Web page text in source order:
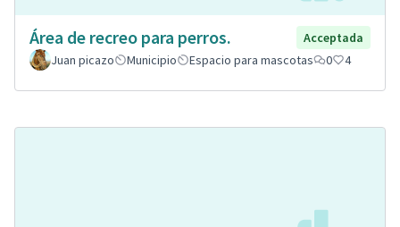
Área de recreo para perros.
Acceptada
Juan picazo
Municipio Espacio para mascotas 0 4